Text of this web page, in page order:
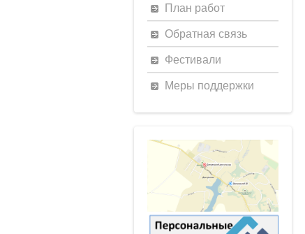
План работ
Обратная связь
Фестивали
Меры поддержки